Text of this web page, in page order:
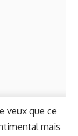
veux que ce
mais